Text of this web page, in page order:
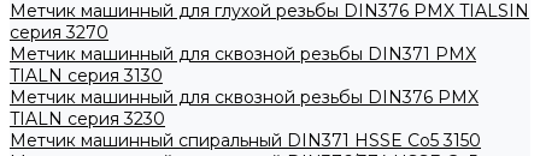
Метчик машинный для глухой резьбы DIN376 PMX TIALSIN
серия 3270
Метчик машинный для сквозной резьбы DIN371 PMX
TIALN серия 3130
Метчик машинный для сквозной резьбы DIN376 PMX
TIALN серия 3230
Метчик машинный спиральный DIN371 HSSE Co5 3150